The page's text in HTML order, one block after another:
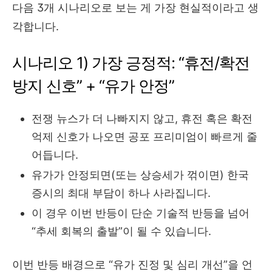
다음 3개 시나리오로 보는 게 가장 현실적이라고 생
각합니다.
시나리오 1) 가장 긍정적: “휴전/확전
방지 신호” + “유가 안정”
전쟁 뉴스가 더 나빠지지 않고, 휴전 혹은 확전
억제 신호가 나오면 공포 프리미엄이 빠르게 줄
어듭니다.
유가가 안정되면(또는 상승세가 꺾이면) 한국
증시의 최대 부담이 하나 사라집니다.
이 경우 이번 반등이 단순 기술적 반등을 넘어
“추세 회복의 출발”이 될 수 있습니다.
이번 반등 배경으로 “유가 진정 및 심리 개선”을 언